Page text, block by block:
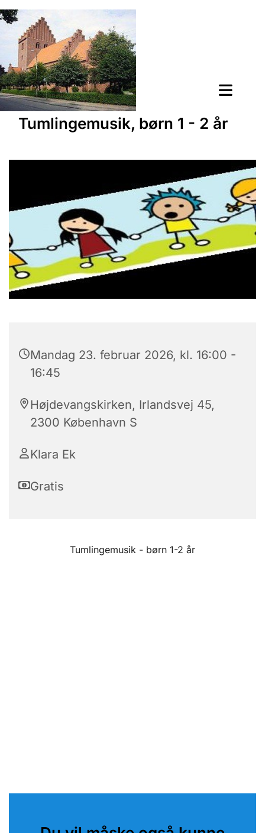
Tumlingemusik, børn 1 - 2 år
Mandag 23. februar 2026, kl. 16:00 -
16:45
Højdevangskirken, Irlandsvej 45,
2300 København S
Klara Ek
Gratis
Tumlingemusik - børn 1-2 år